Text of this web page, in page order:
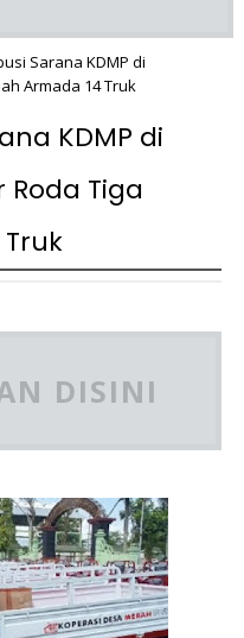
Sarana KDMP di
Armada 14 Truk
KDMP di
Tiga
DISINI